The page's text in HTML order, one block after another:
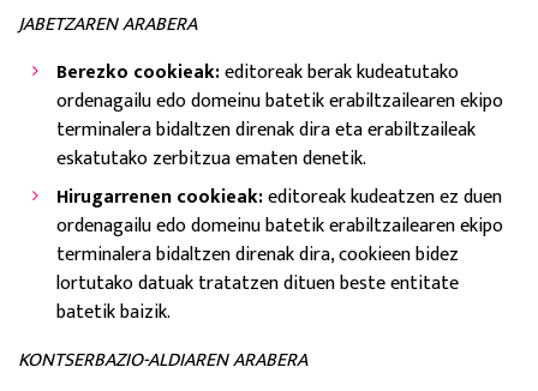
JABETZAREN ARABERA
Berezko cookieak:editoreak berak kudeatutako
ordenagailu edo domeinu batetik erabiltzailearen ekipo
terminalera bidaltzen direnak dira eta erabiltzaileak
eskatutako zerbitzua ematen denetik.
Hirugarrenen cookieak:editoreak kudeatzen ez duen
ordenagailu edo domeinu batetik erabiltzailearen ekipo
terminalera bidaltzen direnak dira, cookieen bidez
lortutako datuak tratatzen dituen beste entitate
batetik baizik.
KONTSERBAZIO-ALDIAREN ARABERA